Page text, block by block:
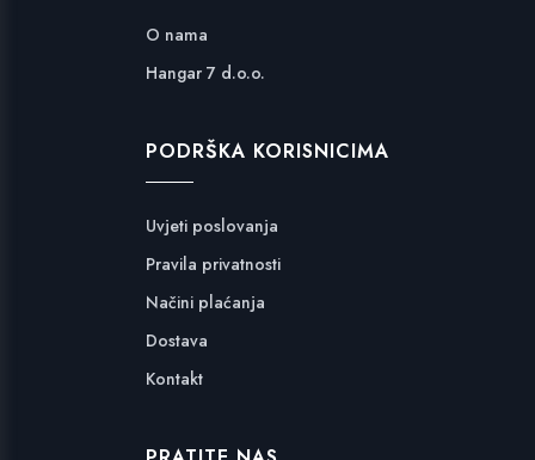
O nama
Hangar 7 d.o.o.
PODRŠKA KORISNICIMA
Uvjeti poslovanja
Pravila privatnosti
Načini plaćanja
Dostava
Kontakt